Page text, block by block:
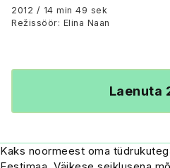
et sa minuga
2012 / 14 min 49 sek
Režissöör: Elina Naan
Laenuta
Kaks noormeest oma